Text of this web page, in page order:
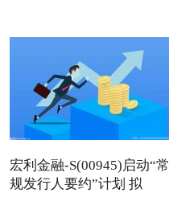
宏利金融-S(00945)启动“常
规发行人要约”计划 拟